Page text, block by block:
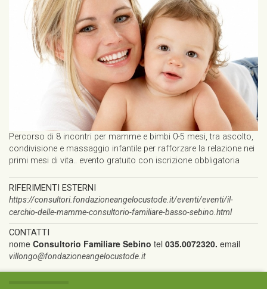
Percorso di 8 incontri per mamme e bimbi 0-5 mesi, tra ascolto,
condivisione e massaggio infantile per rafforzare la relazione nei
primi mesi di vita.. evento gratuito con iscrizione obbligatoria
RIFERIMENTI ESTERNI
https://consultori.fondazioneangelocustode.it/eventi/eventi/il-
cerchio-delle-mamme-consultorio-familiare-basso-sebino.html
CONTATTI
nome Consultorio Familiare Sebino tel 035.0072320. email
villongo@fondazioneangelocustode.it